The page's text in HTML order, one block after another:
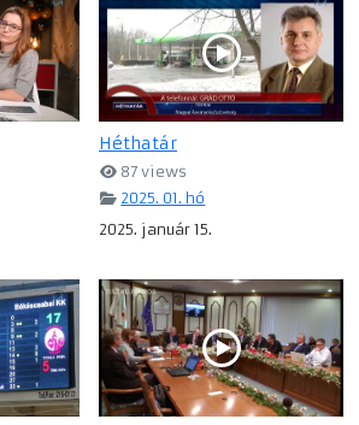
Héthatár
87 views
2025. 01. hó
2025. január 15.